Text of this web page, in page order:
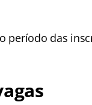
período das